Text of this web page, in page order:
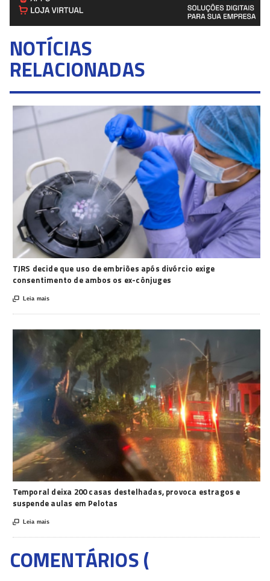
NOTÍCIAS
RELACIONADAS
TJRS decide que uso de embriões após divórcio exige
consentimento de ambos os ex-cônjuges
 Leia mais
Temporal deixa 200 casas destelhadas, provoca estragos e
suspende aulas em Pelotas
 Leia mais
COMENTÁRIOS (